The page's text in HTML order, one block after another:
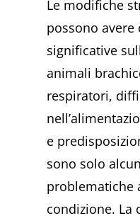
Le modifiche
possono avere
significative
animali
respiratori,
e
sono solo
problematiche
condizione. La